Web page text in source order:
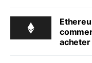
acheter